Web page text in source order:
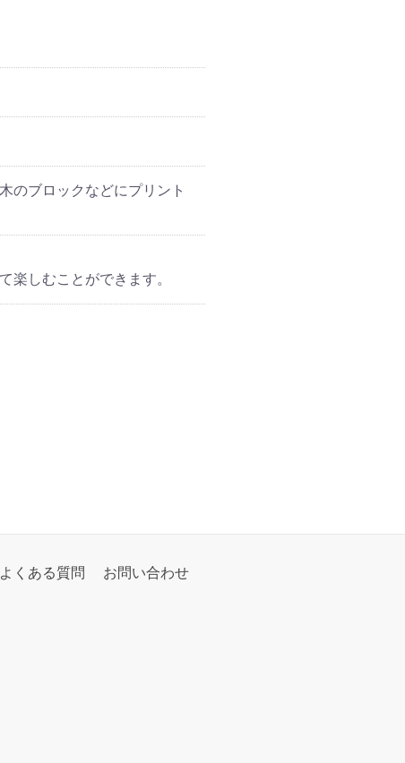
のブロックなどにプリント
楽しむことができます。
よくある質問 お問い合わせ